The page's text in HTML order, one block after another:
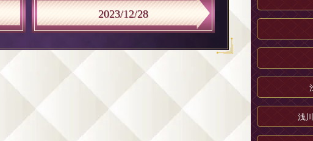
2023/12/28
浅